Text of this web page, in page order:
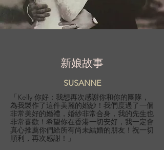
新娘故事
SUSANNE
「Kelly 你好：我想再次感謝你和你的團隊，
為我製作了這件美麗的婚紗！我們度過了一個
非常美好的婚禮，婚紗非常合身，我的先生也
非常喜歡！希望你在香港一切安好，我一定會
真心推薦你們給所有尚未結婚的朋友！祝一切
順利，再次感謝！」